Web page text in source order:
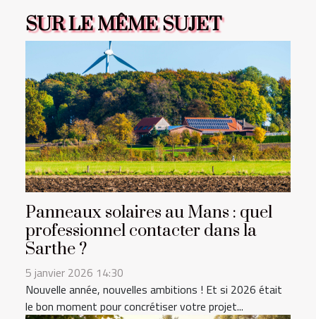
SUR LE MÊME SUJET
Panneaux solaires au Mans : quel
professionnel contacter dans la
Sarthe ?
5 janvier 2026 14:30
Nouvelle année, nouvelles ambitions ! Et si 2026 était
le bon moment pour concrétiser votre projet...